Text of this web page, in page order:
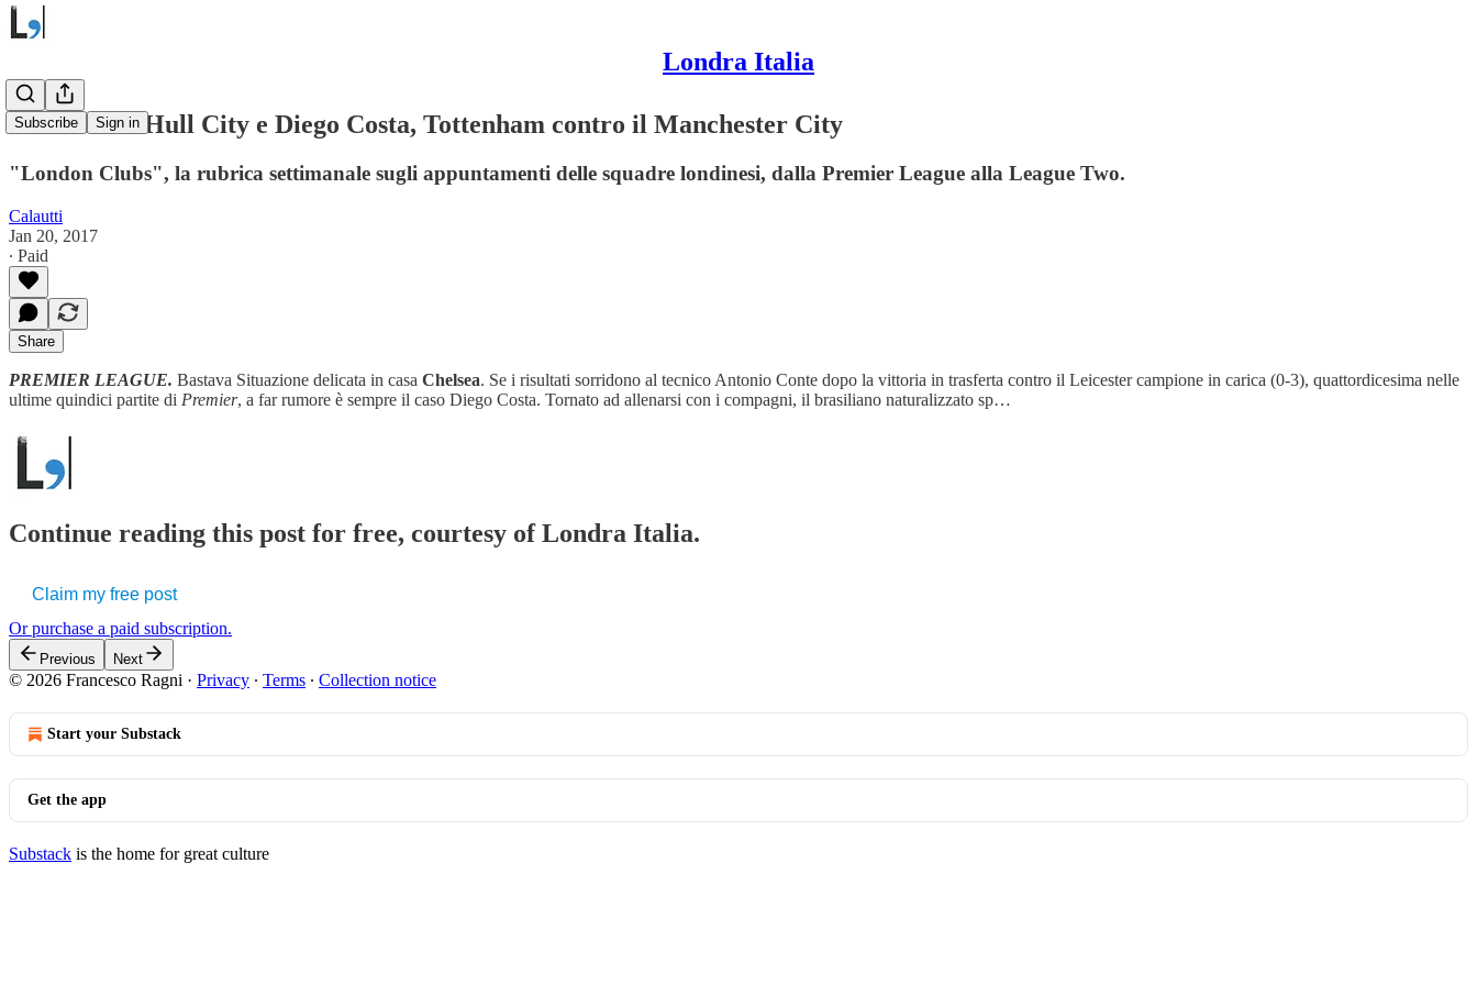
Londra Italia
Subscribe Sign in
Chelsea tra Hull City e Diego Costa, Tottenham contro il Manchester City
"London Clubs", la rubrica settimanale sugli appuntamenti delle squadre londinesi, dalla Premier League alla League Two.
Calautti
Jan 20, 2017
∙ Paid
Share
PREMIER LEAGUE. Bastava Situazione delicata in casa Chelsea. Se i risultati sorridono al tecnico Antonio Conte dopo la vittoria in trasferta contro il Leicester campione in carica (0-3), quattordicesima nelle
ultime quindici partite di Premier, a far rumore è sempre il caso Diego Costa. Tornato ad allenarsi con i compagni, il brasiliano naturalizzato sp…
Continue reading this post for free, courtesy of Londra Italia.
Claim my free post
Or purchase a paid subscription.
Previous Next
© 2026 Francesco Ragni · Privacy ∙ Terms ∙ Collection notice
Start your Substack
Get the app
Substack is the home for great culture